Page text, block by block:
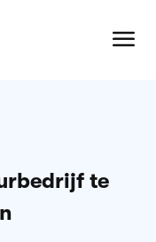
te